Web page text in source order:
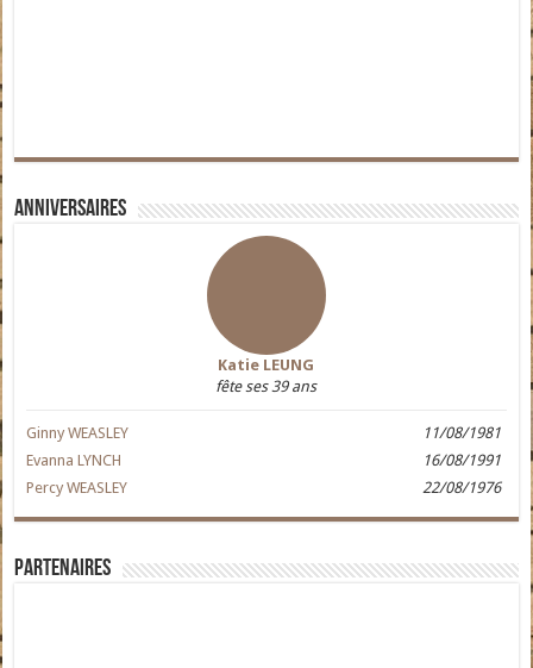
Anniversaires
Katie LEUNG
fête ses 39 ans
Ginny WEASLEY
11/08/1981
Evanna LYNCH
16/08/1991
Percy WEASLEY
22/08/1976
Partenaires